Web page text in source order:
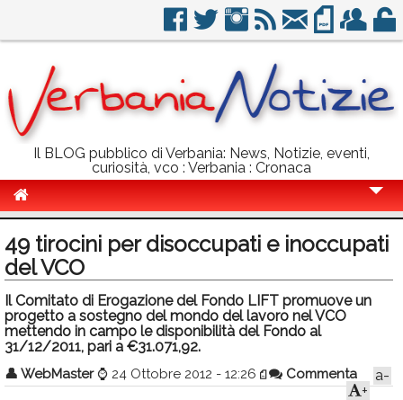
Il BLOG pubblico di Verbania: News, Notizie, eventi,
curiosità, vco : Verbania : Cronaca
Politica
Sport
Eventi
49 tirocini per disoccupati e inoccupati
del VCO
Il Comitato di Erogazione del Fondo LIFT promuove un
progetto a sostegno del mondo del lavoro nel VCO
mettendo in campo le disponibilità del Fondo al
31/12/2011, pari a €31.071,92.
👤 WebMaster ⌚ 24 Ottobre 2012 - 12:26 Commenta
a-
+